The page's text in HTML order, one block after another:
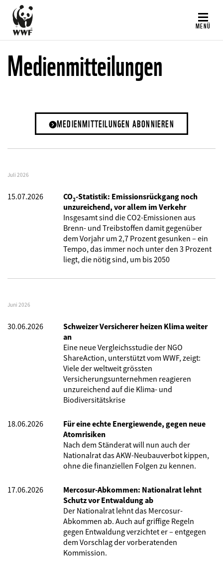
Direkt
zum
Inhalt
MENÜ
Medienmitteilungen
MEDIENMITTEILUNGEN ABONNIEREN
Juli 2026
15.07.2026
CO₂-Statistik: Emissionsrückgang noch
unzureichend, vor allem im Verkehr
Insgesamt sind die CO2-Emissionen aus
Brenn- und Treibstoffen damit gegenüber
dem Vorjahr um 2,7 Prozent gesunken – ein
Tempo, das immer noch unter den 3 Prozent
liegt, die nötig sind, um bis 2050
Juni 2026
30.06.2026
Schweizer Versicherer heizen Klima weiter
an
Eine neue Vergleichsstudie der NGO
ShareAction, unterstützt vom WWF, zeigt:
Viele der weltweit grössten
Versicherungsunternehmen reagieren
unzureichend auf die Klima- und
Biodiversitätskrise
18.06.2026
Für eine echte Energiewende, gegen neue
Atomrisiken
Nach dem Ständerat will nun auch der
Nationalrat das AKW-Neubauverbot kippen,
ohne die finanziellen Folgen zu kennen.
17.06.2026
Mercosur-Abkommen: Nationalrat lehnt
Schutz vor Entwaldung ab
Der Nationalrat lehnt das Mercosur-
Abkommen ab. Auch auf griffige Regeln
gegen Entwaldung verzichtet er – entgegen
dem Vorschlag der vorberatenden
Kommission.